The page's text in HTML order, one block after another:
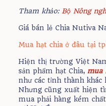
Tham khảo: Bộ Nông
Giá bán lẻ Chia Nutiva
Mua hạt chia ở đâu tại
Hiện thị trường Việt
sản phẩm hạt Chia, mua
như các tỉnh thành khác
Nhưng cũng xuất hiện
mua phải hàng kém